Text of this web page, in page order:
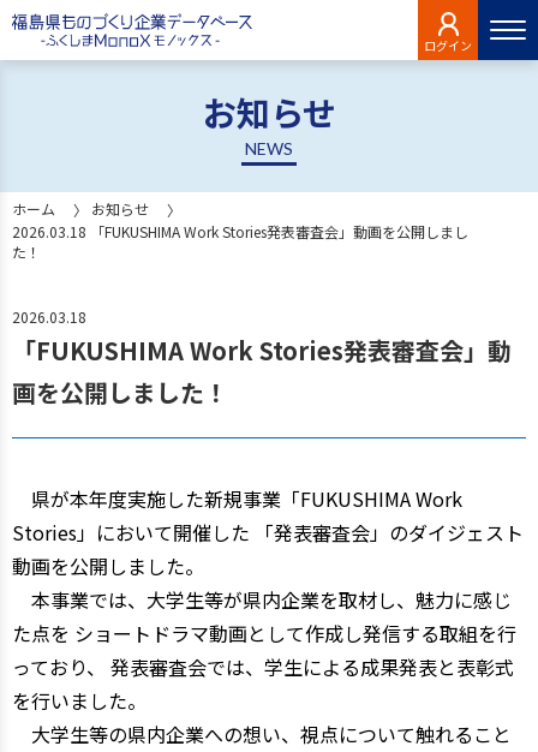
ログイン
お知らせ
NEWS
ホーム
お知らせ
2026.03.18 「FUKUSHIMA Work Stories発表審査会」動画を公開しまし
た！
2026.03.18
「FUKUSHIMA Work Stories発表審査会」動
画を公開しました！
県が本年度実施した新規事業「FUKUSHIMA Work
Stories」において開催した 「発表審査会」のダイジェスト
動画を公開しました。
本事業では、大学生等が県内企業を取材し、魅力に感じ
た点を ショートドラマ動画として作成し発信する取組を行
っており、 発表審査会では、学生による成果発表と表彰式
を行いました。
大学生等の県内企業への想い、視点について触れること